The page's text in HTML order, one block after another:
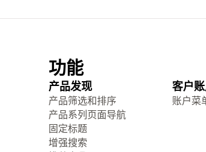
功能
产品发现
产品筛选和排序
产品系列页面导航
固定标题
增强搜索
客户
账户菜